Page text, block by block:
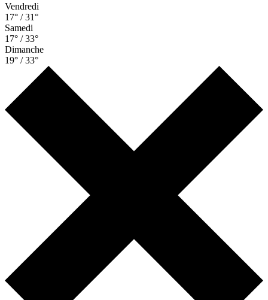
Vendredi
17° / 31°
Samedi
17° / 33°
Dimanche
19° / 33°